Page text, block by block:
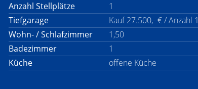
Anzahl Stellplätze
1
Tiefgarage
Kauf 27.500,- € / Anzahl 1
Wohn- / Schlafzimmer
1,50
Badezimmer
1
Küche
offene Küche